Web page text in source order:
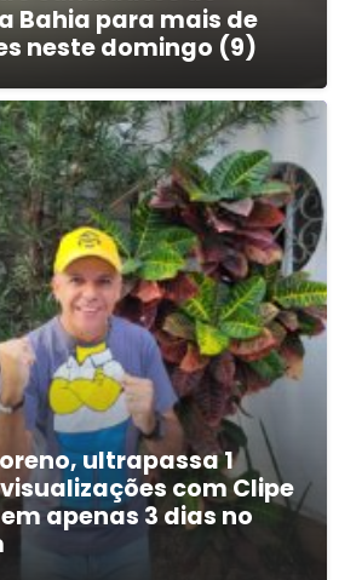
Bahia para mais de
neste domingo (9)
ultrapassa 1
com Clipe
apenas 3 dias no